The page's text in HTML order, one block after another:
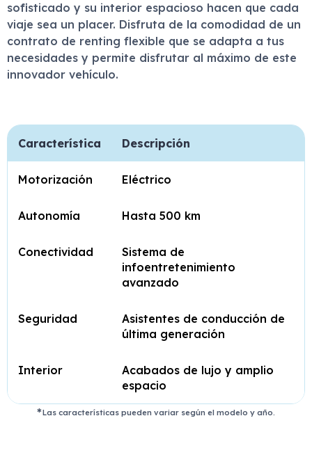
sofisticado y su interior espacioso hacen que cada
viaje sea un placer. Disfruta de la comodidad de un
contrato de renting flexible que se adapta a tus
necesidades y permite disfrutar al máximo de este
innovador vehículo.
Característica Descripción
Motorización Eléctrico
Autonomía Hasta 500 km
Conectividad
Sistema de
infoentretenimiento
avanzado
Seguridad
Asistentes de conducción de
última generación
Interior
Acabados de lujo y amplio
espacio
Las características pueden variar según el modelo y año.